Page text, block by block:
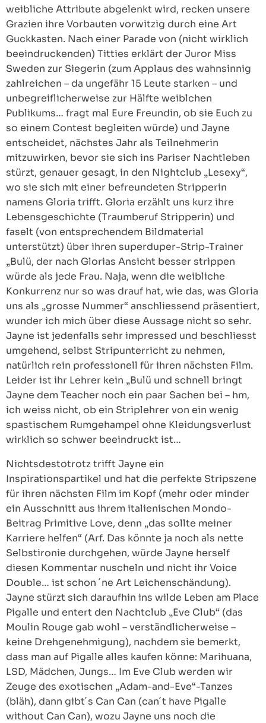
weibliche Attribute abgelenkt wird, recken unsere
Grazien ihre Vorbauten vorwitzig durch eine Art
Guckkasten. Nach einer Parade von (nicht wirklich
beeindruckenden) Titties erklärt der Juror Miss
Sweden zur Siegerin (zum Applaus des wahnsinnig
zahlreichen – da ungefähr 15 Leute starken – und
unbegreiflicherweise zur Hälfte weiblchen
Publikums… fragt mal Eure Freundin, ob sie Euch zu
so einem Contest begleiten würde) und Jayne
entscheidet, nächstes Jahr als Teilnehmerin
mitzuwirken, bevor sie sich ins Pariser Nachtleben
stürzt, genauer gesagt, in den Nightclub „Lesexy“,
wo sie sich mit einer befreundeten Stripperin
namens Gloria trifft. Gloria erzählt uns kurz ihre
Lebensgeschichte (Traumberuf Stripperin) und
faselt (von entsprechendem Bildmaterial
unterstützt) über ihren superduper-Strip-Trainer
„Bulü, der nach Glorias Ansicht besser strippen
würde als jede Frau. Naja, wenn die weibliche
Konkurrenz nur so was drauf hat, wie das, was Gloria
uns als „grosse Nummer“ anschliessend präsentiert,
wunder ich mich über diese Aussage nicht so sehr.
Jayne ist jedenfalls sehr impressed und beschliesst
umgehend, selbst Stripunterricht zu nehmen,
natürlich rein professionell für ihren nächsten Film.
Leider ist ihr Lehrer kein „Bulü und schnell bringt
Jayne dem Teacher noch ein paar Sachen bei – hm,
ich weiss nicht, ob ein Striplehrer von ein wenig
spastischem Rumgehampel ohne Kleidungsverlust
wirklich so schwer beeindruckt ist…
Nichtsdestotrotz trifft Jayne ein
Inspirationspartikel und hat die perfekte Stripszene
für ihren nächsten Film im Kopf (mehr oder minder
ein Ausschnitt aus ihrem italienischen Mondo-
Beitrag Primitive Love, denn „das sollte meiner
Karriere helfen“ (Arf. Das könnte ja noch als nette
Selbstironie durchgehen, würde Jayne herself
diesen Kommentar nuscheln und nicht ihr Voice
Double… ist schon ´ne Art Leichenschändung).
Jayne stürzt sich daraufhin ins wilde Leben am Place
Pigalle und entert den Nachtclub „Eve Club“ (das
Moulin Rouge gab wohl – verständlicherweise –
keine Drehgenehmigung), nachdem sie bemerkt,
dass man auf Pigalle alles kaufen könne: Marihuana,
LSD, Mädchen, Jungs… Im Eve Club werden wir
Zeuge des exotischen „Adam-and-Eve“-Tanzes
(bläh), dann gibt´s Can Can (can´t have Pigalle
without Can Can), wozu Jayne uns noch die